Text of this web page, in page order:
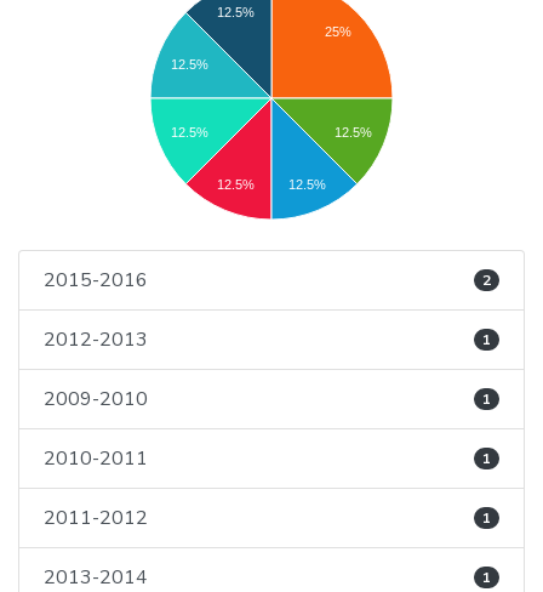
25%
12.5%
12.5%
12.5%
12.5%
12.5% 12.5%
2015-2016 2
2012-2013 1
2009-2010 1
2010-2011 1
2011-2012 1
2013-2014 1